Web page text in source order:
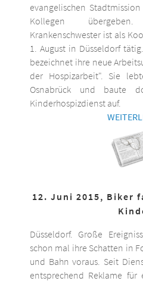
evangelischen
Kollegen
Krankenschwester ist als
1. August in Düsseldorf
bezeichnet ihre neue
der Hospizarbeit". Sie
Osnabrück und baute
Kinderhospizdienst auf.
12. Juni 2015, Biker
Düsseldorf. Große
schon mal ihre Schatten in
und Bahn voraus. Seit
entsprechend Reklame